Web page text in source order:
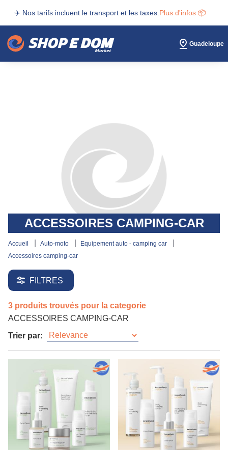
✈️ Nos tarifs incluent le transport et les taxes. Plus d'infos 📦
Guadeloupe
ACCESSOIRES CAMPING-CAR
accueil auto-moto
equipement auto - camping car
accessoires camping-car
FILTRES
3 produits trouvés pour la categorie
ACCESSOIRES CAMPING-CAR
Trier par: